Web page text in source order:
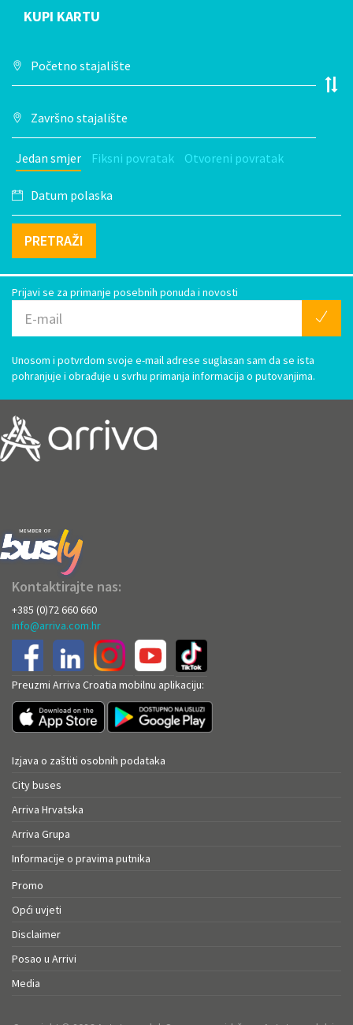
KUPI KARTU
Jedan smjer Fiksni povratak Otvoreni povratak
PRETRAŽI
Prijavi se za primanje posebnih ponuda i novosti
Unosom i potvrdom svoje e-mail adrese suglasan sam da se ista
pohranjuje i obrađuje u svrhu primanja informacija o putovanjima.
Kontaktirajte nas:
+385 (0)72 660 660
info@arriva.com.hr
Preuzmi Arriva Croatia mobilnu aplikaciju:
Izjava o zaštiti osobnih podataka
City buses
Arriva Hrvatska
Arriva Grupa
Informacije o pravima putnika
Promo
Opći uvjeti
Disclaimer
Posao u Arrivi
Media